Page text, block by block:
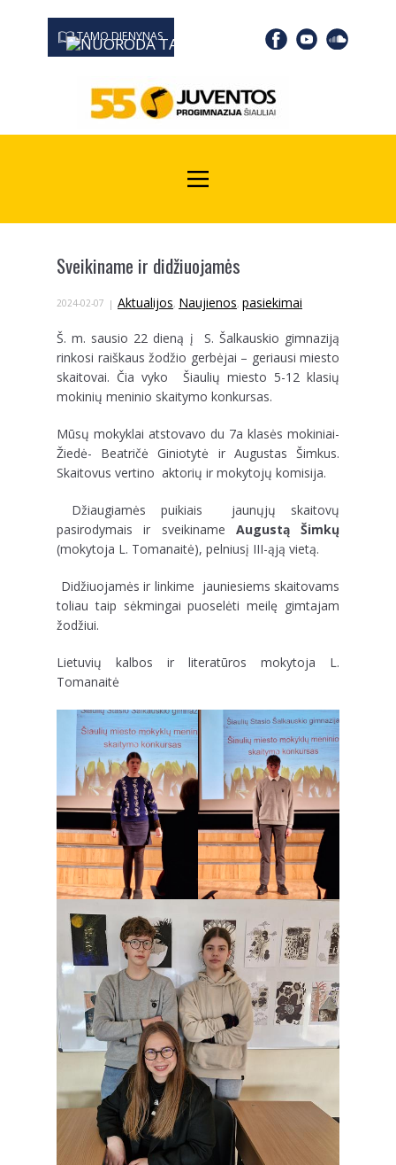
TAMO DIENYNAS
0667 19366
Sveikiname ir didžiuojamės
2024-02-07 Aktualijos, Naujienos, pasiekimai
Š. m. sausio 22 dieną į S. Šalkauskio gimnaziją
rinkosi raiškaus žodžio gerbėjai – geriausi miesto
skaitovai. Čia vyko Šiaulių miesto 5-12 klasių
mokinių meninio skaitymo konkursas.
Mūsų mokyklai atstovavo du 7a klasės mokiniai-
Žiedė- Beatričė Giniotytė ir Augustas Šimkus.
Skaitovus vertino aktorių ir mokytojų komisija.
Džiaugiamės puikiais jaunųjų skaitovų
pasirodymais ir sveikiname Augustą Šimkų
(mokytoja L. Tomanaitė), pelniusį III-ąją vietą.
Didžiuojamės ir linkime jauniesiems skaitovams
toliau taip sėkmingai puoselėti meilę gimtajam
žodžiui.
Lietuvių kalbos ir literatūros mokytoja L.
Tomanaitė